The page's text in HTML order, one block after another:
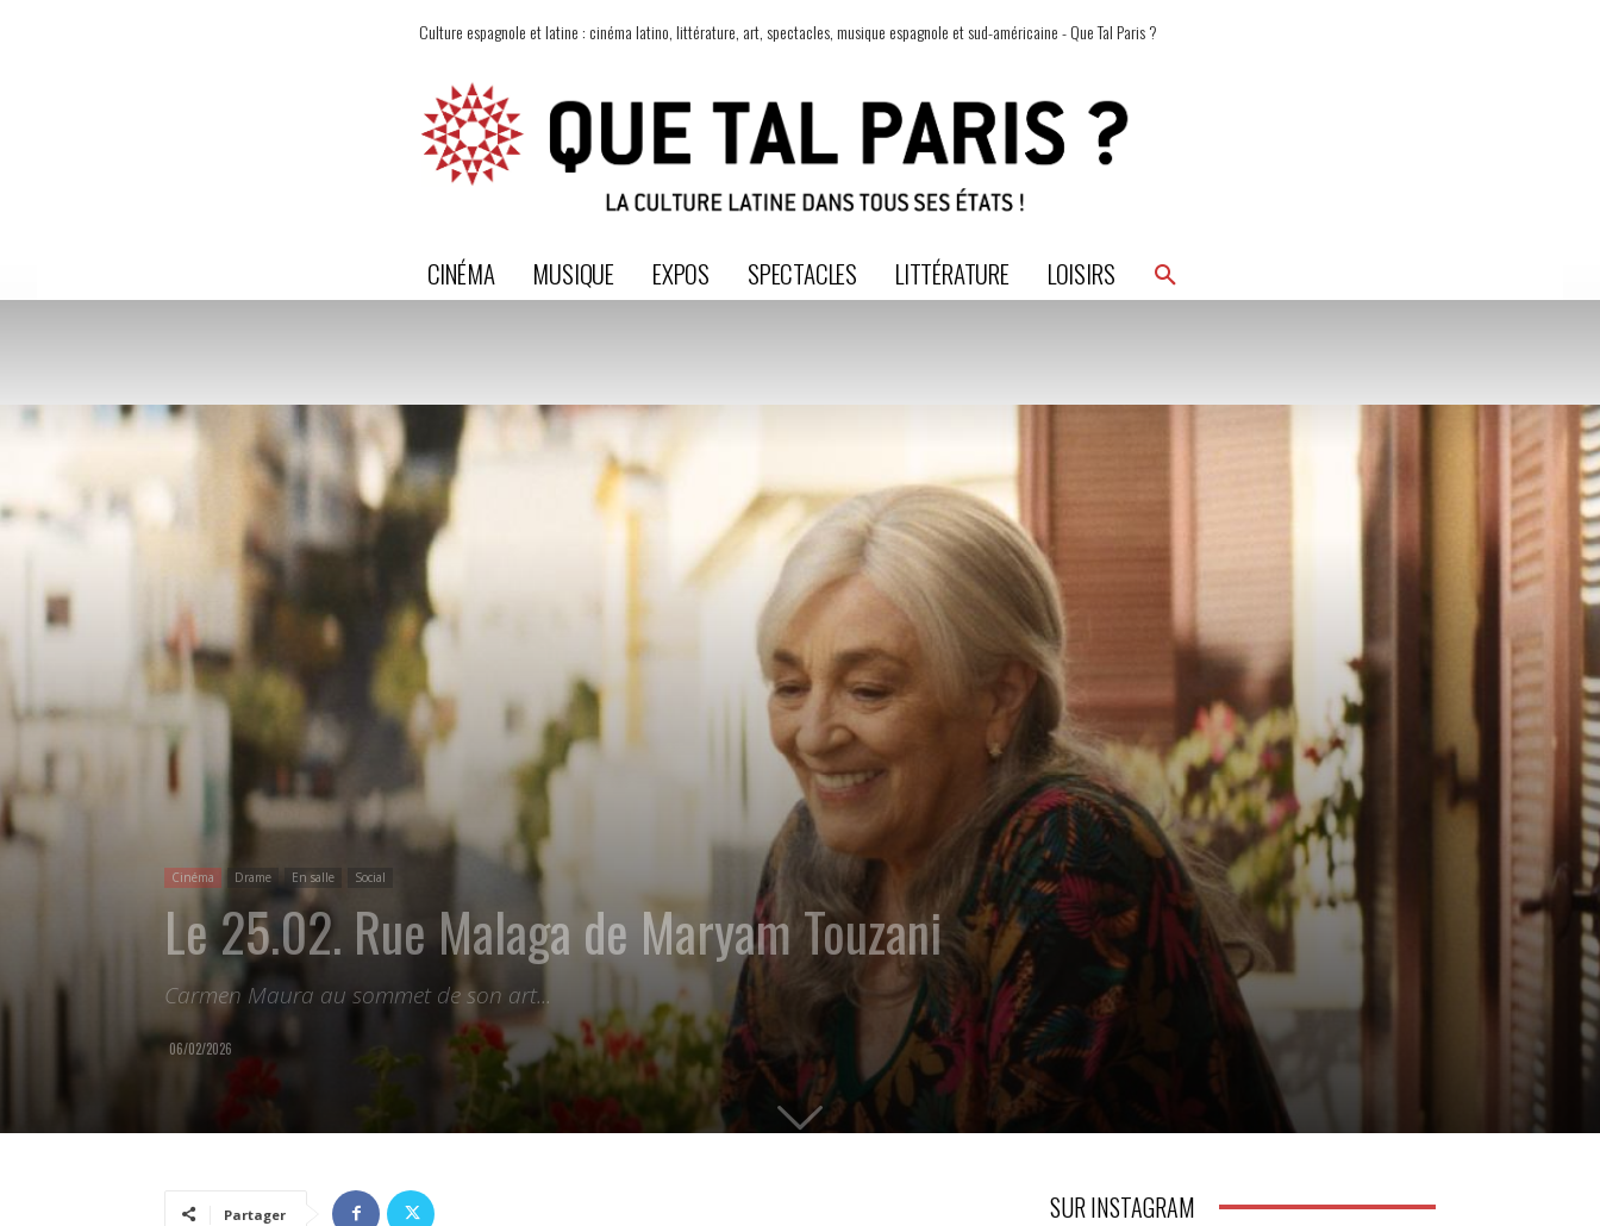
Culture espagnole et latine : cinéma latino, littérature, art, spectacles, musique espagnole et sud-américaine - Que Tal Paris ?
CINÉMA MUSIQUE EXPOS SPECTACLES LITTÉRATURE LOISIRS
Cinéma Drame En salle Social
Le 25.02. Rue Malaga de Maryam Touzani
Carmen Maura au sommet de son art...
06/02/2026
Partager SUR INSTAGRAM